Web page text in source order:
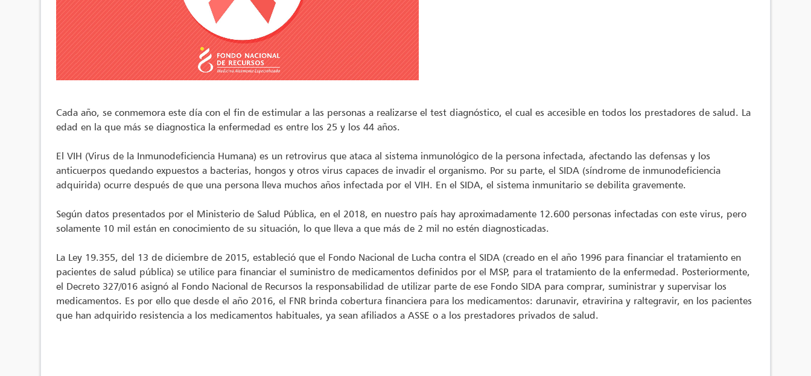
Cada año, se conmemora este día con el fin de estimular a las personas a realizarse el test diagnóstico, el cual es accesible en todos los prestadores de salud. La
edad en la que más se diagnostica la enfermedad es entre los 25 y los 44 años.
El VIH (Virus de la Inmunodeficiencia Humana) es un retrovirus que ataca al sistema inmunológico de la persona infectada, afectando las defensas y los
anticuerpos quedando expuestos a bacterias, hongos y otros virus capaces de invadir el organismo. Por su parte, el SIDA (síndrome de inmunodeficiencia
adquirida) ocurre después de que una persona lleva muchos años infectada por el VIH. En el SIDA, el sistema inmunitario se debilita gravemente.
Según datos presentados por el Ministerio de Salud Pública, en el 2018, en nuestro país hay aproximadamente 12.600 personas infectadas con este virus, pero
solamente 10 mil están en conocimiento de su situación, lo que lleva a que más de 2 mil no estén diagnosticadas.
La Ley 19.355, del 13 de diciembre de 2015, estableció que el Fondo Nacional de Lucha contra el SIDA (creado en el año 1996 para financiar el tratamiento en
pacientes de salud pública) se utilice para financiar el suministro de medicamentos definidos por el MSP, para el tratamiento de la enfermedad. Posteriormente,
el Decreto 327/016 asignó al Fondo Nacional de Recursos la responsabilidad de utilizar parte de ese Fondo SIDA para comprar, suministrar y supervisar los
medicamentos. Es por ello que desde el año 2016, el FNR brinda cobertura financiera para los medicamentos: darunavir, etravirina y raltegravir, en los pacientes
que han adquirido resistencia a los medicamentos habituales, ya sean afiliados a ASSE o a los prestadores privados de salud.